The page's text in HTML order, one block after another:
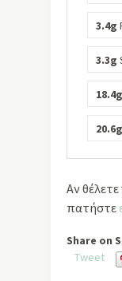
3.4g
3.3g
18.4g
20.6g
Αν θέλετε
πατήστε
Share on
Tweet